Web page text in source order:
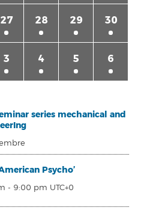
27 28 29 30
3 4 5 6
series mechanical and
Psycho’
- 9:00 pm UTC+0